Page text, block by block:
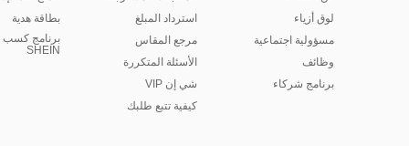
لوق أزياء
مسؤولية اجتماعية
وظائف
برنامج شركاء
استرداد المبلغ
مرجع المقاس
الأسئلة المتكررة
شي إن VIP
كيفية تتبع طلبك
بطاقة هدية
برنامج كسب
SHEIN